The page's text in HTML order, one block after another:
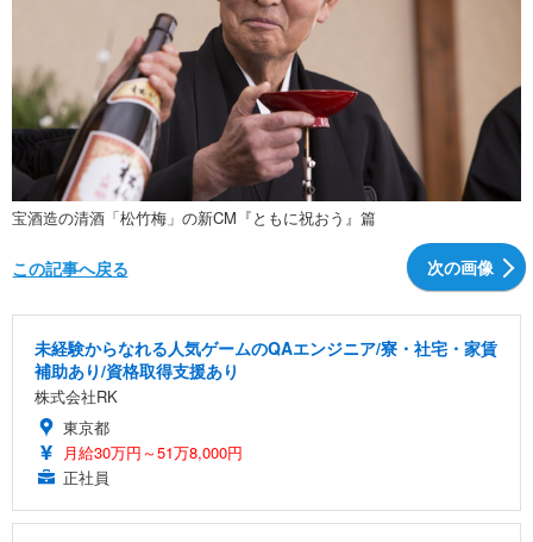
宝酒造の清酒「松竹梅」の新CM『ともに祝おう』篇
次の画像
この記事へ戻る
未経験からなれる人気ゲームのQAエンジニア/寮・社宅・家賃
補助あり/資格取得支援あり
株式会社RK
東京都
月給30万円～51万8,000円
正社員